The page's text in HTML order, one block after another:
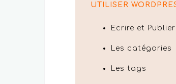
UTILISER
Ecrire et
Les catégories
Les tags